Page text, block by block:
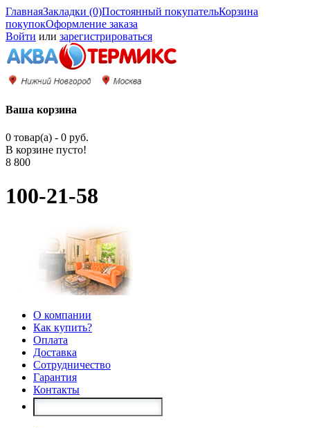
ГлавнаяЗакладки (0)Постоянный покупательКорзина
покупокОформление заказа
Войти или зарегистрироваться
Ваша корзина
0 товар(а) - 0 руб.
В корзине пусто!
8 800
100-21-58
О компании
Как купить?
Оплата
Доставка
Сотрудничество
Гарантия
Контакты